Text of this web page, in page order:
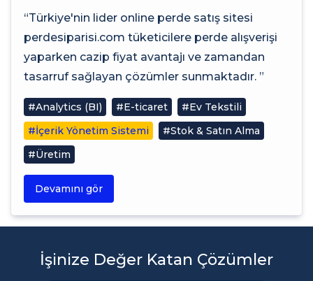
“Türkiye'nin lider online perde satış sitesi
perdesiparisi.com tüketicilere perde alışverişi
yaparken cazip fiyat avantajı ve zamandan
tasarruf sağlayan çözümler sunmaktadır. ”
#Analytics (BI) #E-ticaret
#Ev Tekstili
#İçerik Yönetim Sistemi
#Stok & Satın Alma
#Üretim
Devamını gör
İşinize Değer Katan Çözümler